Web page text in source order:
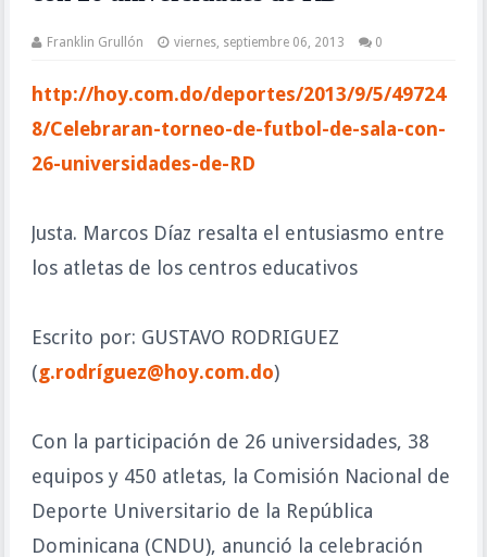
Franklin Grullón viernes, septiembre 06, 2013 0
http://hoy.com.do/deportes/2013/9/5/49724
8/Celebraran-torneo-de-futbol-de-sala-con-
26-universidades-de-RD
Justa. Marcos Díaz resalta el entusiasmo entre
los atletas de los centros educativos
Escrito por: GUSTAVO RODRIGUEZ
(g.rodríguez@hoy.com.do)
Con la participación de 26 universidades, 38
equipos y 450 atletas, la Comisión Nacional de
Deporte Universitario de la República
Dominicana (CNDU), anunció la celebración